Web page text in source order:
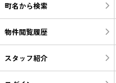
町名から検索
物件閲覧履歴
スタッフ紹介